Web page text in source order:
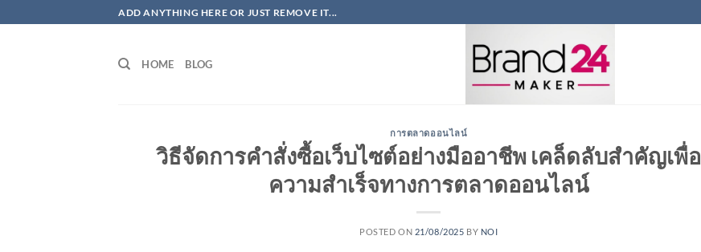
ไป
ADD ANYTHING HERE OR JUST REMOVE IT...
HOME BLOG
การตลาดออนไลน์
วิธีจัดการคำสั่งซื้อเว็บไซต์อย่างมืออาชีพ เคล็ดลับสำคัญเพื่อ
ความสำเร็จทางการตลาดออนไลน์
POSTED ON 21/08/2025 BY NOI